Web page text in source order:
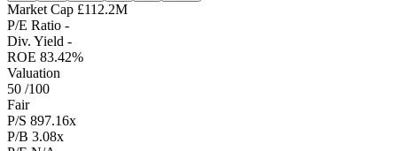
Market Cap £112.2M
P/E Ratio -
Div. Yield -
ROE 83.42%
Valuation
50 /100
Fair
P/S 897.16x
P/B 3.08x